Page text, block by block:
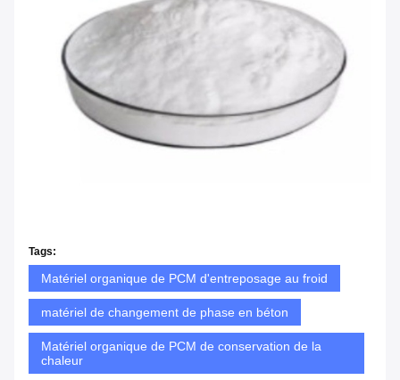
Tags:
Matériel organique de PCM d'entreposage au froid
matériel de changement de phase en béton
Matériel organique de PCM de conservation de la
chaleur